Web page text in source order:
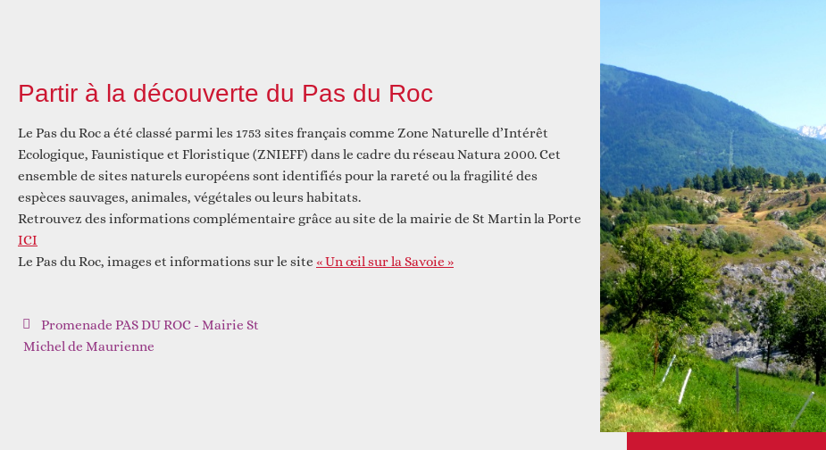
Réfléchir et construire ensemble
Partir à la découverte du Pas du Roc
Le Pas du Roc a été classé parmi les 1753 sites français comme Zone Naturelle d’Intérêt
Ecologique, Faunistique et Floristique (ZNIEFF) dans le cadre du réseau Natura 2000. Cet
ensemble de sites naturels européens sont identifiés pour la rareté ou la fragilité des
espèces sauvages, animales, végétales ou leurs habitats.
Retrouvez des informations complémentaire grâce au site de la mairie de St Martin la Porte
ICI
Le Pas du Roc, images et informations sur le site « Un œil sur la Savoie »
Promenade PAS DU ROC - Mairie St
Michel de Maurienne